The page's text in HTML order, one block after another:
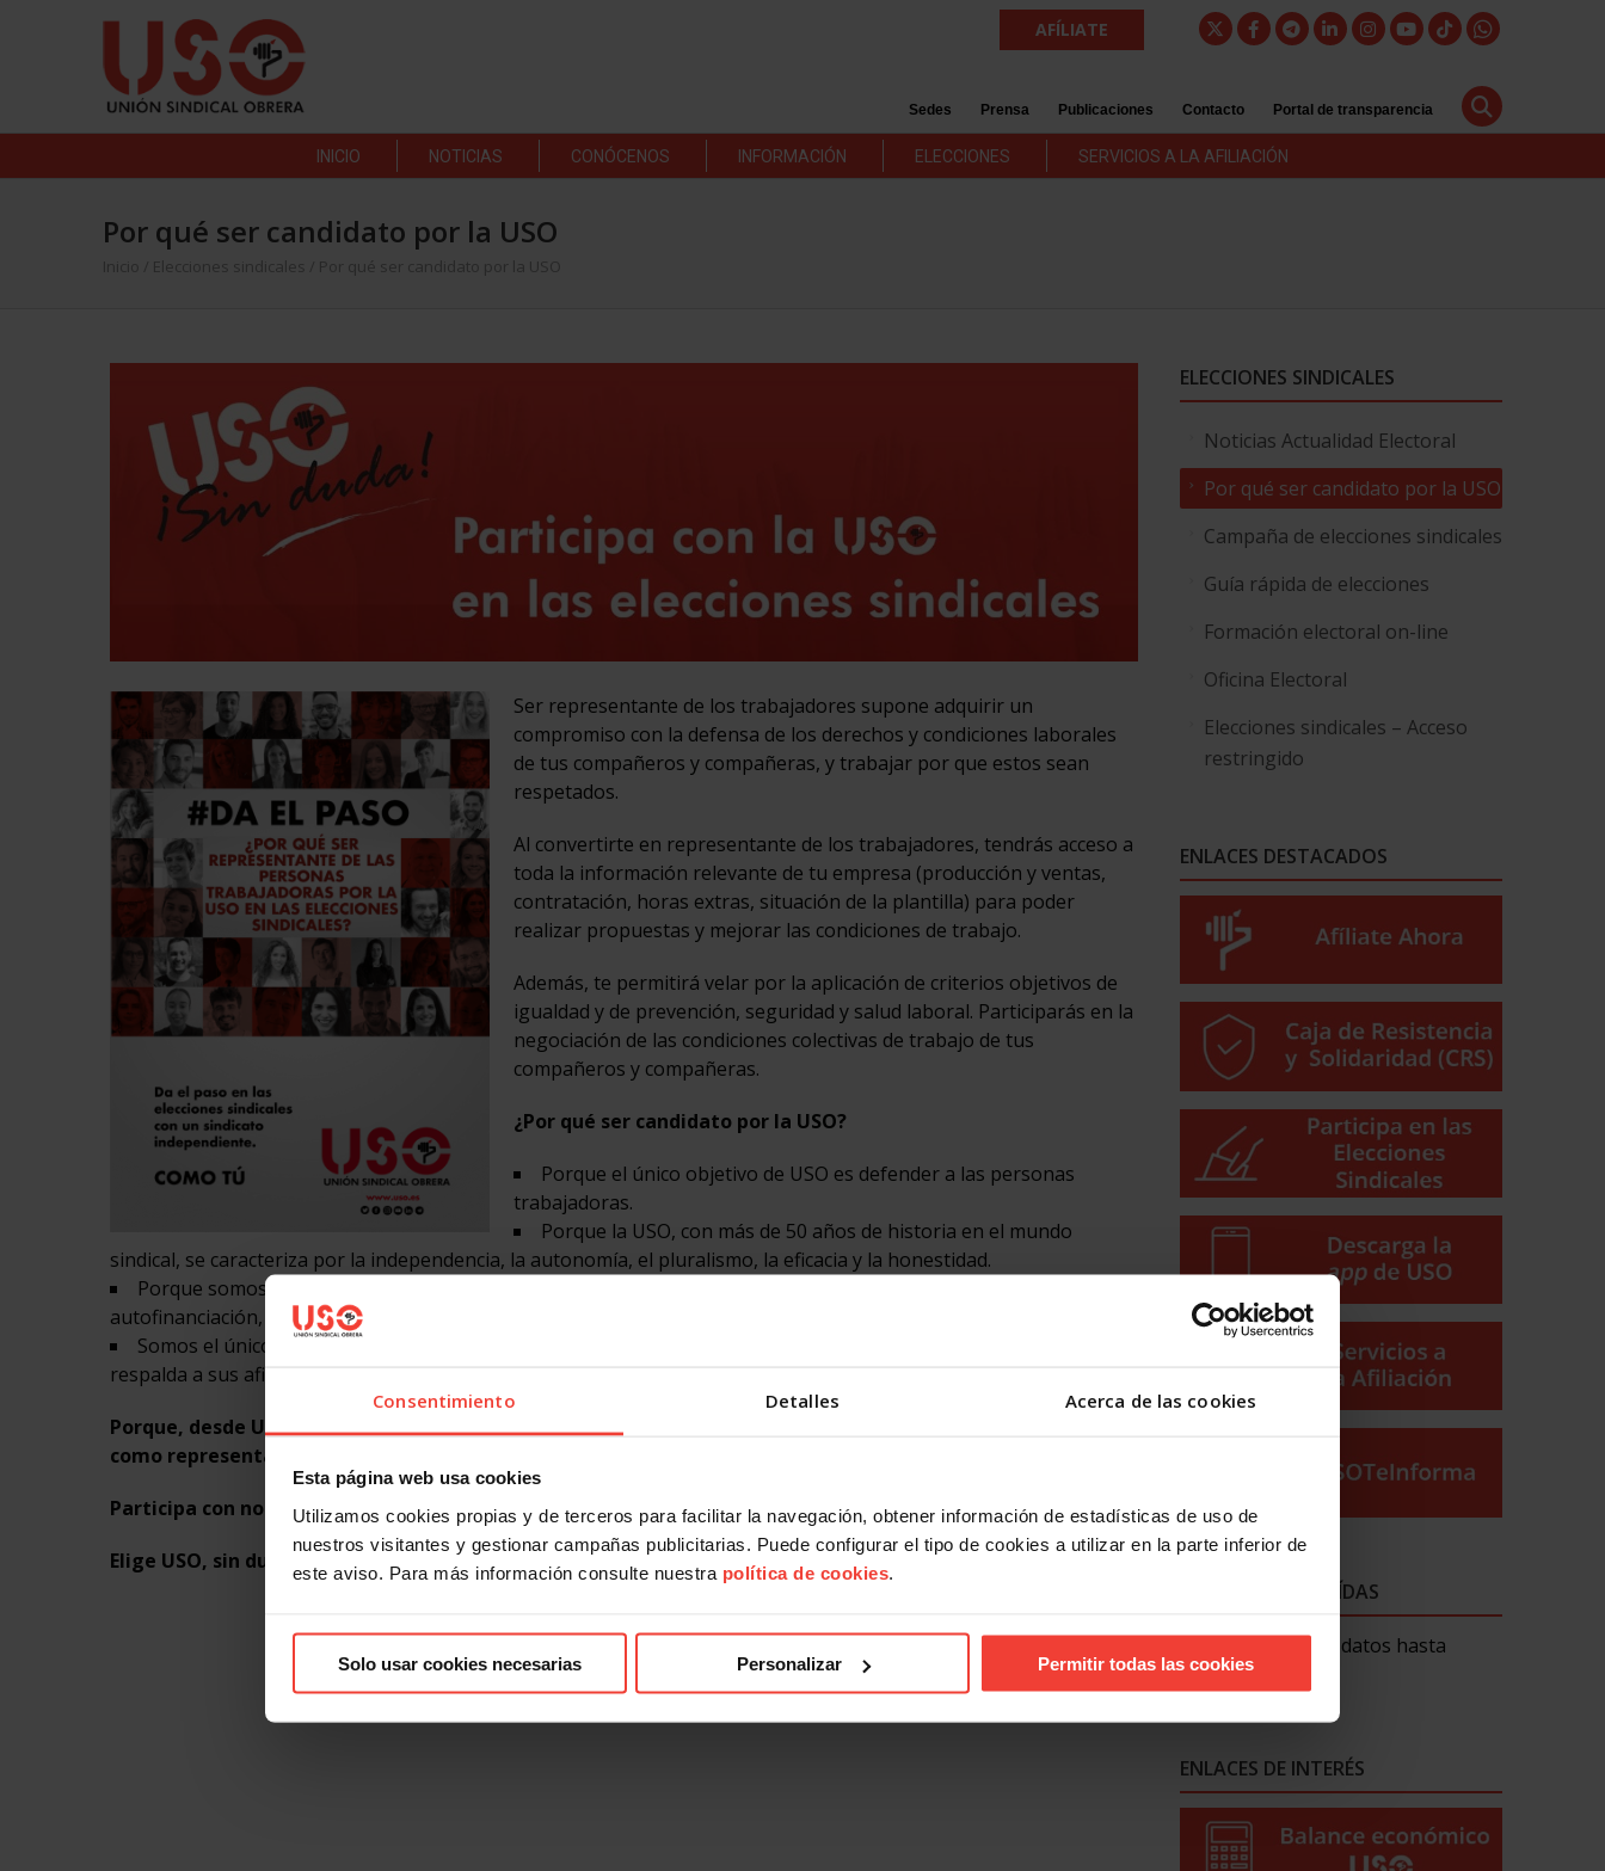
Consentimiento Detalles Acerca de las cookies
Esta página web usa cookies
Utilizamos cookies propias y de terceros para facilitar la navegación, obtener información de estadísticas de uso de
nuestros visitantes y gestionar campañas publicitarias. Puede configurar el tipo de cookies a utilizar en la parte inferior de
este aviso. Para más información consulte nuestra política de cookies.
Solo usar cookies necesarias Personalizar Permitir todas las cookies
AFÍLIATE
Sedes Prensa Publicaciones Contacto Portal de transparencia
INICIO NOTICIAS CONÓCENOS INFORMACIÓN ELECCIONES SERVICIOS A LA AFILIACIÓN
Por qué ser candidato por la USO
Inicio Elecciones sindicales Por qué ser candidato por la USO
Ser representante de los trabajadores supone adquirir un
compromiso con la defensa de los derechos y condiciones laborales
de tus compañeros y compañeras, y trabajar por que estos sean
respetados.
Al convertirte en representante de los trabajadores, tendrás acceso a
toda la información relevante de tu empresa (producción y ventas,
contratación, horas extras, situación de la plantilla) para poder
realizar propuestas y mejorar las condiciones de trabajo.
Además, te permitirá velar por la aplicación de criterios objetivos de
igualdad y de prevención, seguridad y salud laboral. Participarás en la
negociación de las condiciones colectivas de trabajo de tus
compañeros y compañeras.
¿Por qué ser candidato por la USO?
Porque el único objetivo de USO es defender a las personas
trabajadoras.
Porque la USO, con más de 50 años de historia en el mundo
sindical, se caracteriza por la independencia, la autonomía, el pluralismo, la eficacia y la honestidad.
Porque somos un sindicato que exige y practica la transparencia económica y que basa su independencia en la
autofinanciación, a partir de las cuotas de su afiliación.
Somos el único sindicato de ámbito nacional que dispone de Caja de Resistencia y Solidaridad (CRS), que
respalda a sus afiliados y afiliadas en caso de despidos, cierres patronales o huelgas.
Porque, desde USO, estamos convencidos de que otro sindicalismo es posible, queremos contar contigo
como representante de los trabajadores.
Participa con nosotros en nuestro proyecto sindical.
Elige USO, sin duda. Da el paso en las elecciones sindicales con un sindicato independiente. Como tú.
ELECCIONES SINDICALES
Noticias Actualidad Electoral
Por qué ser candidato por la USO
Campaña de elecciones sindicales
Guía rápida de elecciones
Formación electoral on-line
Oficina Electoral
Elecciones sindicales – Acceso
restringido
ENLACES DESTACADOS
NOTICIAS MÁS LEÍDAS
Lo siento. No hay datos hasta
ahora.
ENLACES DE INTERÉS